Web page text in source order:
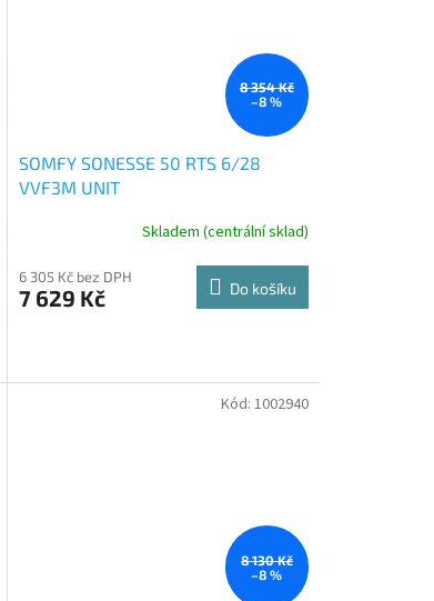
8 354 Kč
–8 %
SOMFY SONESSE 50 RTS 6/28
VVF3M UNIT
Skladem (centrální sklad)
6 305 Kč bez DPH
7 629 Kč Do košíku
8 130 Kč
–8 %
Kód: 1002940